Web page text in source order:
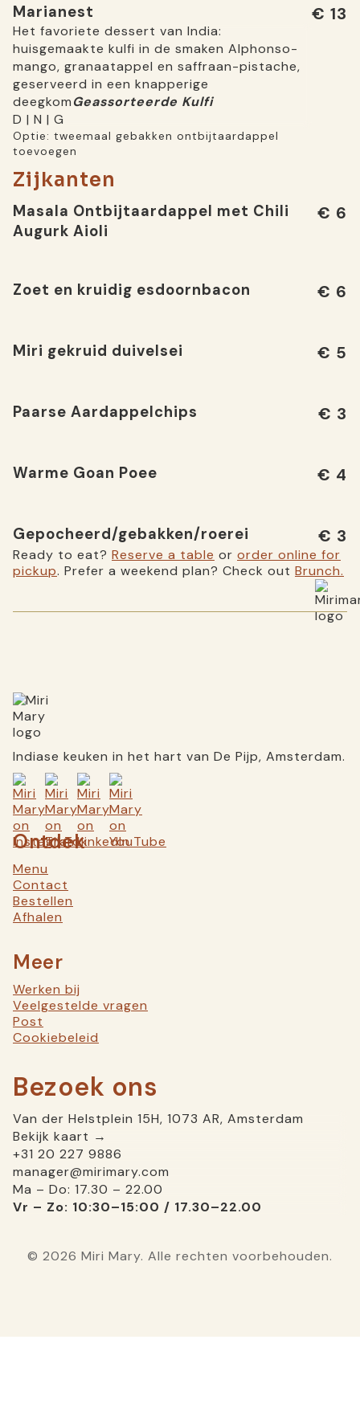
Marianest
Het favoriete dessert van India:
huisgemaakte kulfi in de smaken Alphonso-
mango, granaatappel en saffraan-pistache,
geserveerd in een knapperige
deegkomGeassorteerde Kulfi
D | N | G
Optie: tweemaal gebakken ontbijtaardappel
toevoegen
€ 13
Zijkanten
Masala Ontbijtaardappel met Chili
Augurk Aioli
€ 6
Zoet en kruidig ​​esdoornbacon € 6
Miri gekruid duivelsei € 5
Paarse Aardappelchips € 3
Warme Goan Poee € 4
Gepocheerd/gebakken/roerei € 3
Ready to eat? Reserve a table or order online for
pickup. Prefer a weekend plan? Check out Brunch.
Ontdek
Menu
Contact
Bestellen
Afhalen
Meer
Werken bij
Veelgestelde vragen
Post
Cookiebeleid
Bezoek ons
Van der Helstplein 15H, 1073 AR, Amsterdam
Bekijk kaart →
+31 20 227 9886
manager@mirimary.com
Ma – Do: 17.30 – 22.00
Vr – Zo: 10:30–15:00 / 17.30–22.00
Indiase keuken in het hart van De Pijp, Amsterdam.
© 2026 Miri Mary. Alle rechten voorbehouden.